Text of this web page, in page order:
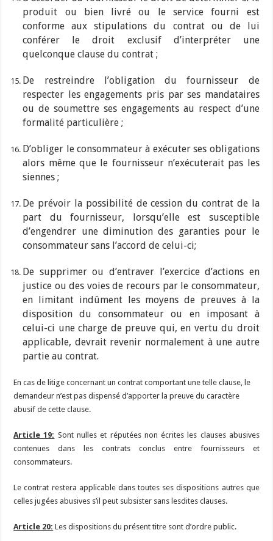
produit ou bien livré ou le service fourni est
conforme aux stipulations du contrat ou de lui
conférer le droit exclusif d’interpréter une
quelconque clause du contrat ;
De restreindre l’obligation du fournisseur de
respecter les engagements pris par ses mandataires
ou de soumettre ses engagements au respect d’une
formalité particulière ;
D’obliger le consommateur à exécuter ses obligations
alors même que le fournisseur n’exécuterait pas les
siennes ;
De prévoir la possibilité de cession du contrat de la
part du fournisseur, lorsqu’elle est susceptible
d’engendrer une diminution des garanties pour le
consommateur sans l’accord de celui-ci;
De supprimer ou d’entraver l’exercice d’actions en
justice ou des voies de recours par le consommateur,
en limitant indûment les moyens de preuves à la
disposition du consommateur ou en imposant à
celui-ci une charge de preuve qui, en vertu du droit
applicable, devrait revenir normalement à une autre
partie au contrat.
En cas de litige concernant un contrat comportant une telle clause, le
demandeur n’est pas dispensé d’apporter la preuve du caractère
abusif de cette clause.
Article 19: Sont nulles et réputées non écrites les clauses abusives
contenues dans les contrats conclus entre fournisseurs et
consommateurs.
Le contrat restera applicable dans toutes ses dispositions autres que
celles jugées abusives s’il peut subsister sans lesdites clauses.
Article 20: Les dispositions du présent titre sont d’ordre public.